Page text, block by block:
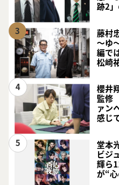
跡2
3
藤村
～ゆ
編で
松崎
4
櫻井
監修
ァン
感じ
5
堂本
ビジ
輝ら
が“